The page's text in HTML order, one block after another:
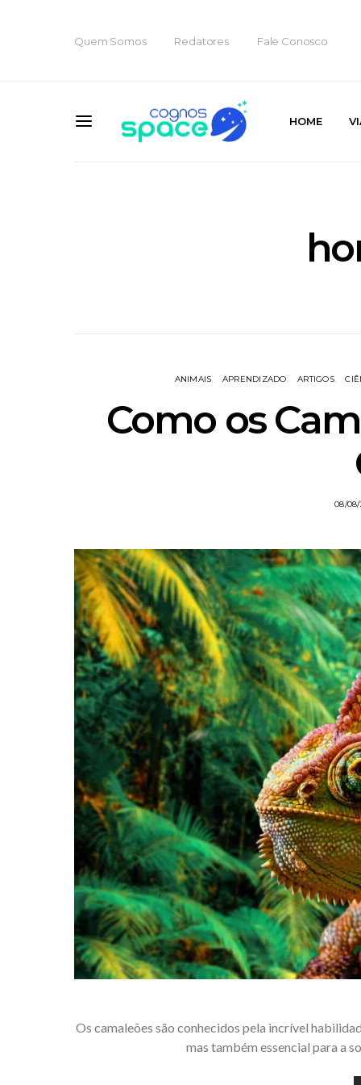
Quem Somos Redatores Fale Conosco
HOME
ANIMAIS APRENDIZADO ARTIGOS
Como os
08/
Os camaleões são conhecidos pela incrível
mas também essencial para a